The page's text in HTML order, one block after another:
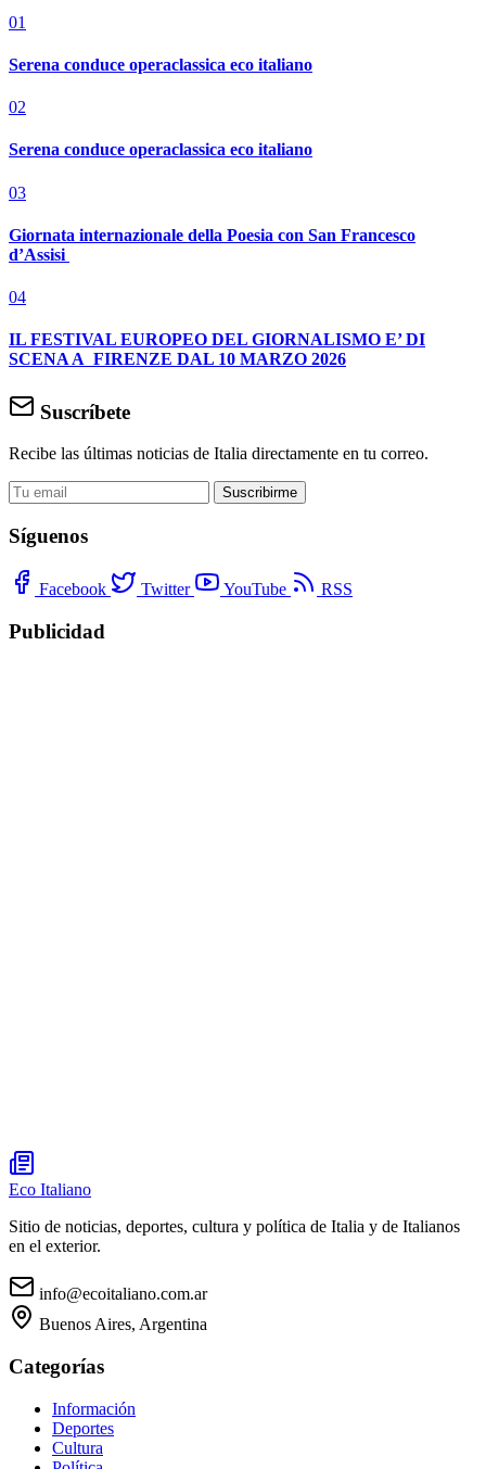
01
Serena conduce operaclassica eco italiano
02
Serena conduce operaclassica eco italiano
03
Giornata internazionale della Poesia con San Francesco
d’Assisi
04
IL FESTIVAL EUROPEO DEL GIORNALISMO E’ DI
SCENA A FIRENZE DAL 10 MARZO 2026
Suscríbete
Recibe las últimas noticias de Italia directamente en tu correo.
Suscribirme
Síguenos
Facebook Twitter YouTube RSS
Publicidad
Eco Italiano
Sitio de noticias, deportes, cultura y política de Italia y de Italianos
en el exterior.
info@ecoitaliano.com.ar
Buenos Aires, Argentina
Categorías
Información
Deportes
Cultura